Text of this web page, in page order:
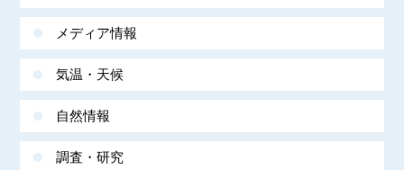
メディア情報
気温・天候
自然情報
調査・研究